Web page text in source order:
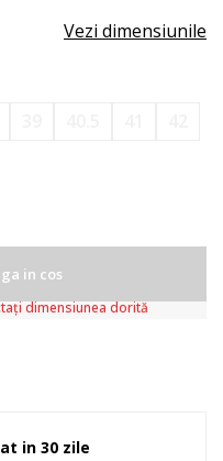
Vezi dimensiunile
in cos
dimensiunea dorită
in 30 zile